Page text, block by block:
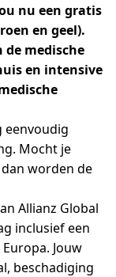
nu een gratis
en geel).
de medische
en intensive
eenvoudig
Mocht je
worden de
Allianz Global
inclusief een
Jouw
beschadiging